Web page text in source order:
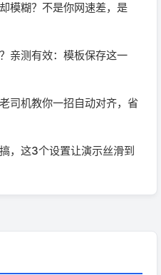
模糊？不是你网速差，是
亲测有效：模板保存这一
司机教你一招自动对齐，省
，这3个设置让演示丝滑到